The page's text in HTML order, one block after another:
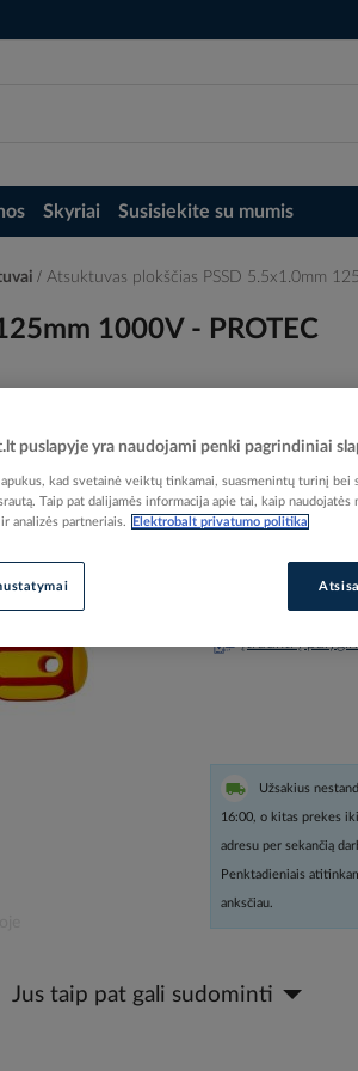
Skyriai Susisiekite su mumis
Atsuktuvas plokščias PSSD 5.5x1.0mm
1000V - PROTEC
Elektrobalt prekės
EAN kodas
Gamintojo prekės
Įtraukti į
Užsakius
16:00, o kitas prekes
adresu per sekančią
Penktadieniais
anksčiau.
Jus taip pat gali sudominti
puslapyje yra naudojami penki pagrindiniai
kad svetainė veiktų tinkamai, suasmenintų turinį
Taip pat dalijamės informacija apie tai, kaip
analizės partneriais.
Elektrobalt privatumo politika